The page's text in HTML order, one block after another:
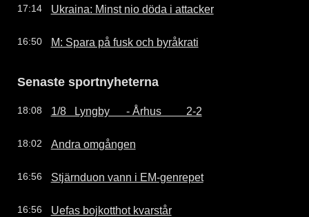
17:14 Ukraina: Minst nio döda i attacker
16:50 M: Spara på fusk och byråkrati
Senaste sportnyheterna
18:08 1/8   Lyngby      - Århus         2-2
18:02 Andra omgången
16:56 Stjärnduon vann i EM-genrepet
16:56 Uefas bojkotthot kvarstår